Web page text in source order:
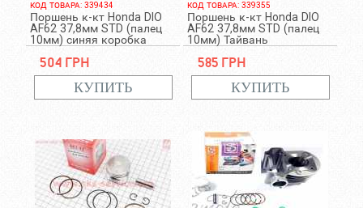
КОД ТОВАРА: 339434
Поршень к-кт Honda DIO
AF62 37,8мм STD (палец
10мм) синяя коробка
504 грн
КОД ТОВАРА: 339355
Поршень к-кт Honda DIO
AF62 37,8мм STD (палец
10мм) Тайвань
585 грн